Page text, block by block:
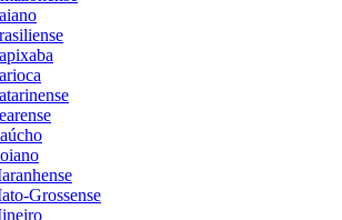
Grossense